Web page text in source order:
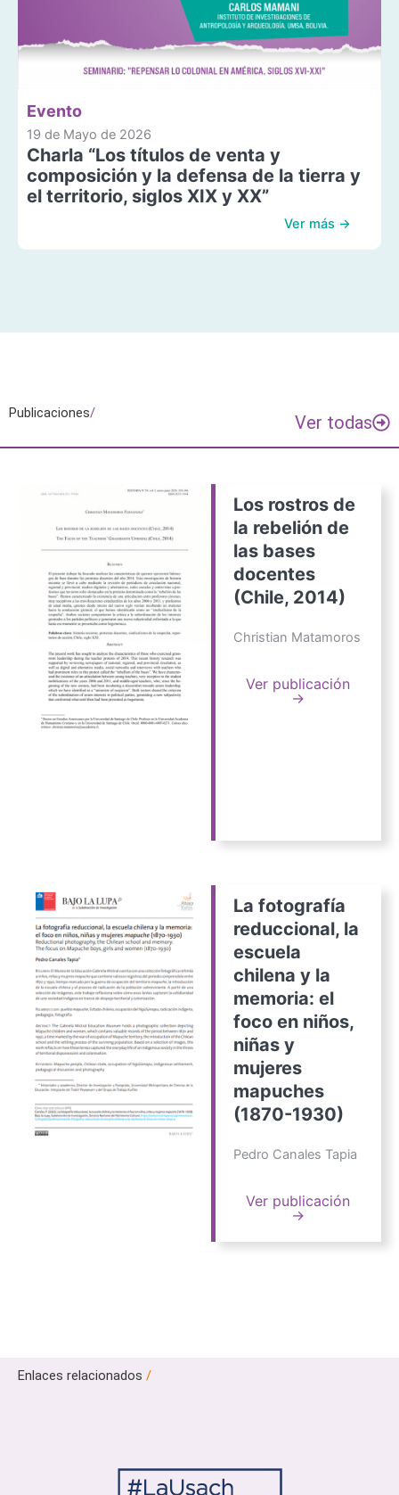
Evento
19 de Mayo de 2026
Charla “Los títulos de venta y
composición y la defensa de la tierra y
el territorio, siglos XIX y XX”
Ver más →
Publicaciones/ Ver todas
Los rostros de
la rebelión de
las bases
docentes
(Chile, 2014)
Christian Matamoros
Ver publicación
→
La fotografía
reduccional, la
escuela
chilena y la
memoria: el
foco en niños,
niñas y
mujeres
mapuches
(1870-1930)
Pedro Canales Tapia
Ver publicación
→
Enlaces relacionados /